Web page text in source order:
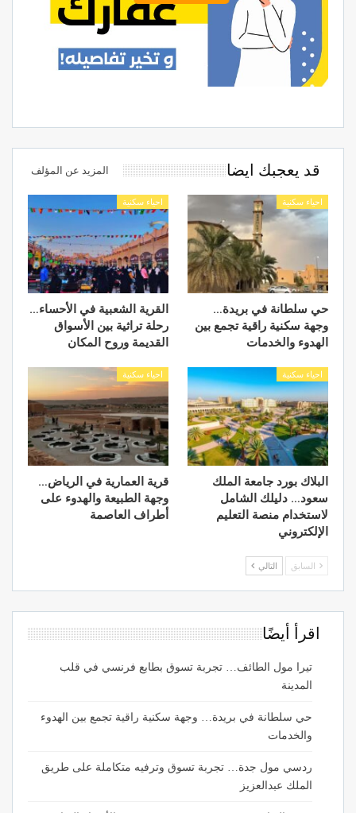
قد يعجبك ايضا المزيد عن المؤلف
احياء سكنية
حي سلطانة في بريدة…
وجهة سكنية راقية تجمع بين
الهدوء والخدمات
احياء سكنية
القرية الشعبية في الأحساء…
رحلة تراثية بين الأسواق
القديمة وروح المكان
احياء سكنية
البلاك بورد جامعة الملك
سعود… دليلك الشامل
لاستخدام منصة التعليم
الإلكتروني
احياء سكنية
قرية العمارية في الرياض…
وجهة الطبيعة والهدوء على
أطراف العاصمة
السابق التالي
اقرأ أيضًا
تيرا مول الطائف… تجربة تسوق بطابع فرنسي في قلب
المدينة
حي سلطانة في بريدة… وجهة سكنية راقية تجمع بين الهدوء
والخدمات
ردسي مول جدة… تجربة تسوق وترفيه متكاملة على طريق
الملك عبدالعزيز